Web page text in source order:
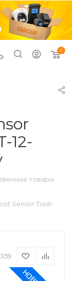
0
12-
товары
Sensor Trash